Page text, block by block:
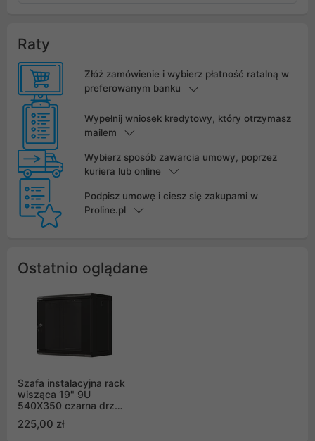
Raty
Złóż zamówienie i wybierz płatność ratalną w
preferowanym banku
Wypełnij wniosek kredytowy, który otrzymasz
mailem
Wybierz sposób zawarcia umowy, poprzez
kuriera lub online
Podpisz umowę i ciesz się zakupami w
Proline.pl
Ostatnio oglądane
Szafa instalacyjna rack
wisząca 19" 9U
540X350 czarna drzwi
(Flat pack)
225,00 zł